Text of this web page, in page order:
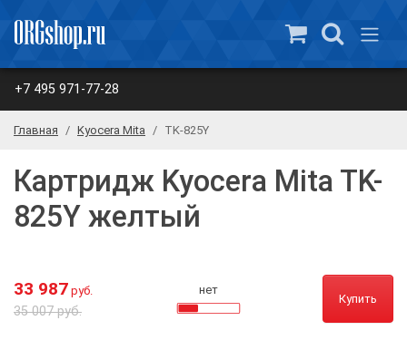
+7 495 971-77-28
Главная Kyocera Mita TK-825Y
Картридж Kyocera Mita TK-
825Y желтый
33 987 руб.
35 007 руб.
нет
Купить